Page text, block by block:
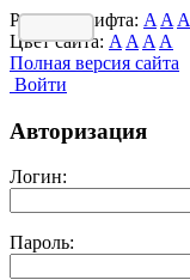
Размер шрифта: A A A
Цвет сайта: A A A A
Полная версия сайта
Войти
Авторизация
Логин:
Пароль: